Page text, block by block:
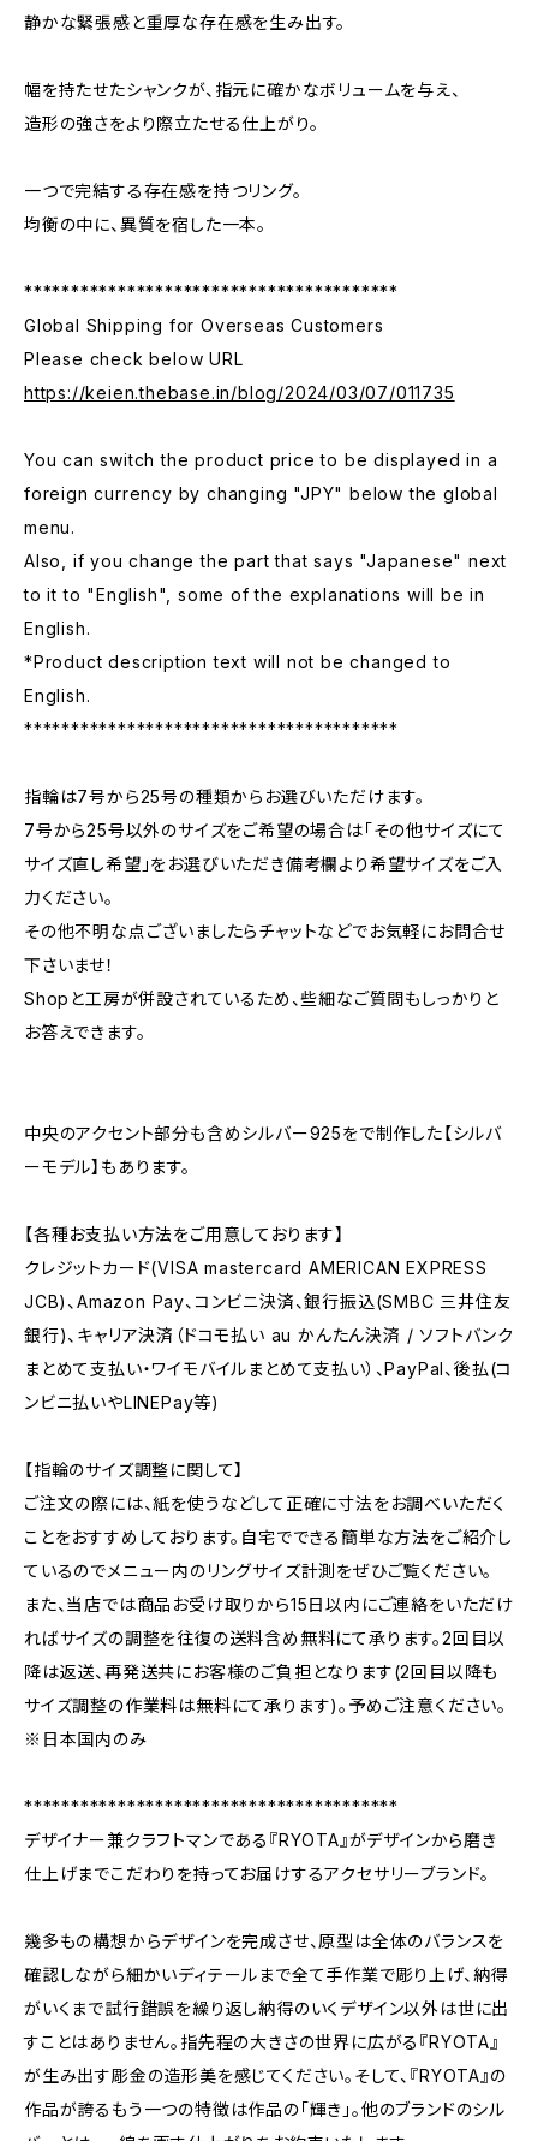
静かな緊張感と重厚な存在感を生み出す。
幅を持たせたシャンクが、指元に確かなボリュームを与え、
造形の強さをより際立たせる仕上がり。
一つで完結する存在感を持つリング。
均衡の中に、異質を宿した一本。
****************************************
Global Shipping for Overseas Customers
Please check below URL
https://keien.thebase.in/blog/2024/03/07/011735
You can switch the product price to be displayed in a
foreign currency by changing "JPY" below the global
menu.
Also, if you change the part that says "Japanese" next
to it to "English", some of the explanations will be in
English.
*Product description text will not be changed to
English.
****************************************
指輪は7号から25号の種類からお選びいただけます。
7号から25号以外のサイズをご希望の場合は「その他サイズにて
サイズ直し希望」をお選びいただき備考欄より希望サイズをご入
力ください。
その他不明な点ございましたらチャットなどでお気軽にお問合せ
下さいませ！
Shopと工房が併設されているため、些細なご質問もしっかりと
お答えできます。
中央のアクセント部分も含めシルバー925をで制作した【シルバ
ーモデル】もあります。
【各種お支払い方法をご用意しております】
クレジットカード(VISA mastercard AMERICAN EXPRESS
JCB)、Amazon Pay、コンビニ決済、銀行振込(SMBC 三井住友
銀行)、キャリア決済（ドコモ払い au かんたん決済 / ソフトバンク
まとめて支払い・ワイモバイルまとめて支払い）、PayPal、後払(コ
ンビニ払いやLINEPay等)
【指輪のサイズ調整に関して】
ご注文の際には、紙を使うなどして正確に寸法をお調べいただく
ことをおすすめしております。自宅でできる簡単な方法をご紹介し
ているのでメニュー内のリングサイズ計測をぜひご覧ください。
また、当店では商品お受け取りから15日以内にご連絡をいただけ
ればサイズの調整を往復の送料含め無料にて承ります。2回目以
降は返送、再発送共にお客様のご負担となります(2回目以降も
サイズ調整の作業料は無料にて承ります)。予めご注意ください。
※日本国内のみ
****************************************
デザイナー兼クラフトマンである『RYOTA』がデザインから磨き
仕上げまでこだわりを持ってお届けするアクセサリーブランド。
幾多もの構想からデザインを完成させ、原型は全体のバランスを
確認しながら細かいディテールまで全て手作業で彫り上げ、納得
がいくまで試行錯誤を繰り返し納得のいくデザイン以外は世に出
すことはありません。指先程の大きさの世界に広がる『RYOTA』
が生み出す彫金の造形美を感じてください。そして、『RYOTA』の
作品が誇るもう一つの特徴は作品の「輝き」。他のブランドのシル